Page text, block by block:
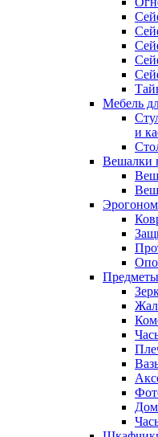
Мебель
и
Вешалки
Предметы